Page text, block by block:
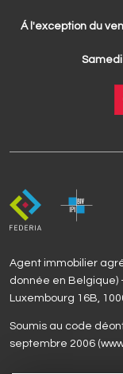
Á l'exception du
Agent immobilier
donnée en Belgique)
Luxembourg 16B,
Soumis au code
septembre 2006